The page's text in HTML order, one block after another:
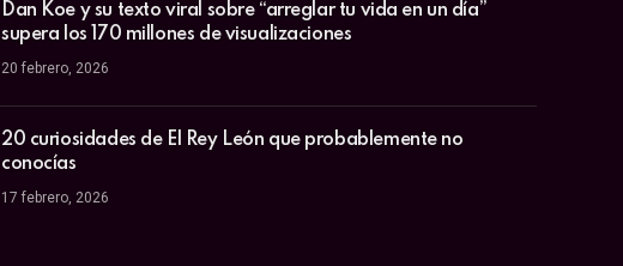
Dan Koe y su texto viral sobre “arreglar tu vida en un día”
supera los 170 millones de visualizaciones
20 febrero, 2026
20 curiosidades de El Rey León que probablemente no
conocías
17 febrero, 2026